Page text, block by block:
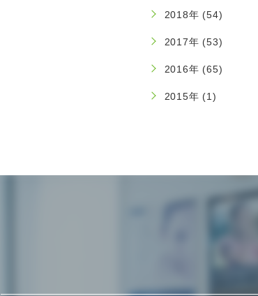
2018年 (54)
2017年 (53)
2016年 (65)
2015年 (1)